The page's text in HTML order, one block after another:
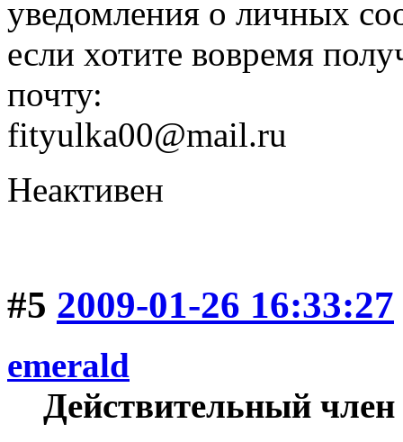
уведомления о личных
если хотите вовремя
почту:
fityulka00@mail.ru
Неактивен
#5 2009-01-26 16:33:27
emerald
Действительный член